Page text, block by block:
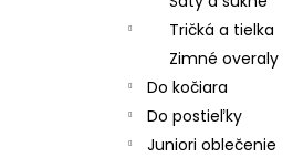
Tričká a tielka
Zimné overaly
Do kočiara
Do postieľky
Juniori oblečenie